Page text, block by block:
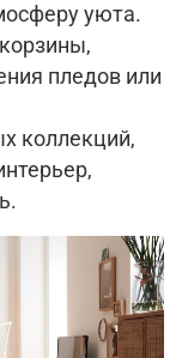
уюта.
пледов или
коллекций,